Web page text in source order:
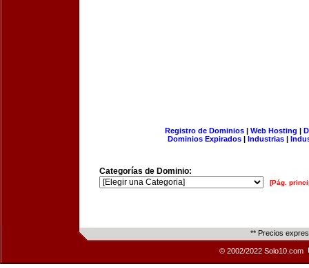
Registro de Dominios| Web Hosting |
Dominios Expirados | Industrias |
Categorías de Dominio:
[Pág.
** Precios
© 2002/2022 Solo10.com